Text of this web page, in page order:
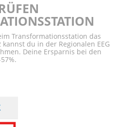
Transformationsstation das
kannst du in der Regionalen EEG
Deine Ersparnis bei den